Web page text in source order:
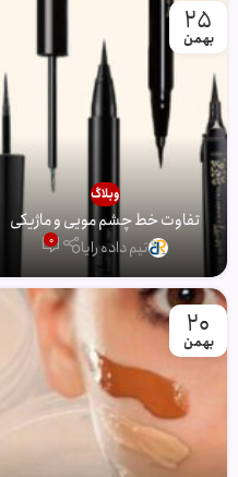
25
بهمن
وبلاگ
تفاوت خط چشم مویی و ماژیکی
تیم داده رایا 0
20
بهمن